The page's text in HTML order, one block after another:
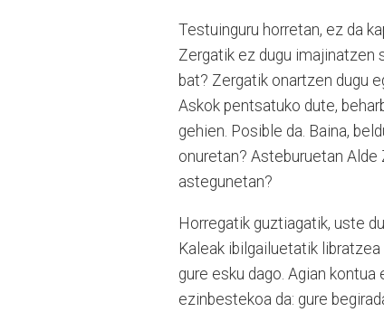
Testuinguru horretan, ez da
Zergatik ez dugu
bat? Zergatik onartzen dugu
Askok pentsatuko dute,
gehien. Posible da. Baina,
onuretan? Asteburuetan
astegunetan?
Horregatik guztiagatik, uste
Kaleak ibilgailuetatik
gure esku dago. Agian
ezinbestekoa da: gure